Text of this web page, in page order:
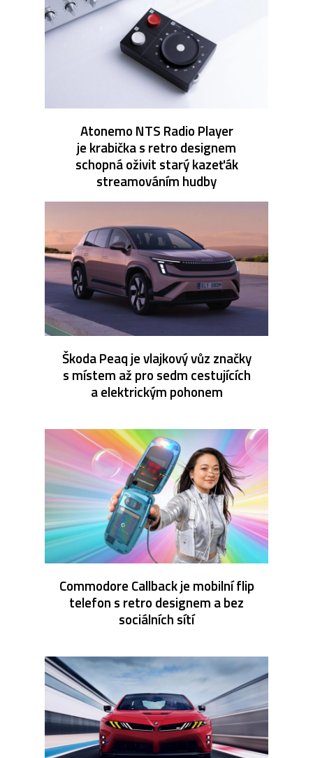
Atonemo NTS Radio Player
je krabička s retro designem
schopná oživit starý kazeťák
streamováním hudby
Škoda Peaq je vlajkový vůz značky
s místem až pro sedm cestujících
a elektrickým pohonem
Commodore Callback je mobilní flip
telefon s retro designem a bez
sociálních sítí